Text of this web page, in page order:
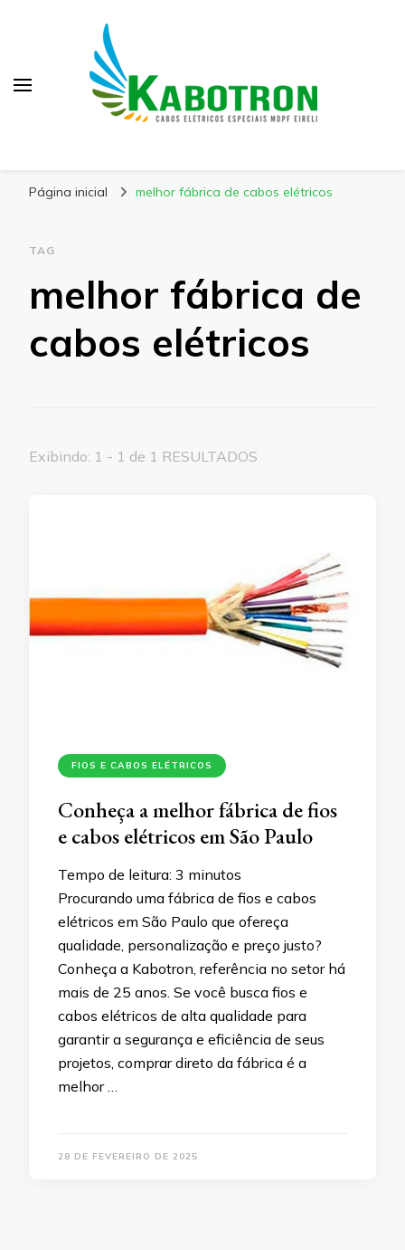
Página inicial melhor fábrica de cabos elétricos
TAG
melhor fábrica de
cabos elétricos
Exibindo: 1 - 1 de 1 RESULTADOS
FIOS E CABOS ELÉTRICOS
Conheça a melhor fábrica de fios
e cabos elétricos em São Paulo
Tempo de leitura: 3 minutos
Procurando uma fábrica de fios e cabos
elétricos em São Paulo que ofereça
qualidade, personalização e preço justo?
Conheça a Kabotron, referência no setor há
mais de 25 anos. Se você busca fios e
cabos elétricos de alta qualidade para
garantir a segurança e eficiência de seus
projetos, comprar direto da fábrica é a
melhor …
28 DE FEVEREIRO DE 2025